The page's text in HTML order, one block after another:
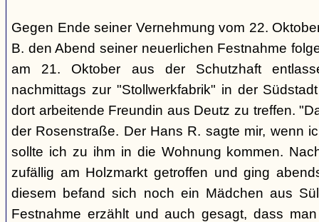
Gegen Ende seiner Vernehmung vom 22.
B. den Abend seiner neuerlichen Festnahme
am 21. Oktober aus der Schutzhaft
nachmittags zur "Stollwerkfabrik" in der
dort arbeitende Freundin aus Deutz zu treffen.
der Rosenstraße. Der Hans R. sagte mir, wenn
sollte ich zu ihm in die Wohnung kommen.
zufällig am Holzmarkt getroffen und ging
diesem befand sich noch ein Mädchen aus
Festnahme erzählt und auch gesagt, dass